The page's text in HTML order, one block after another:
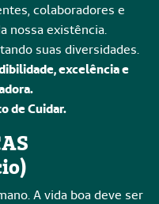
colaboradores e
nossa existência.
suas diversidades.
excelência e
de Cuidar.
A vida boa deve ser